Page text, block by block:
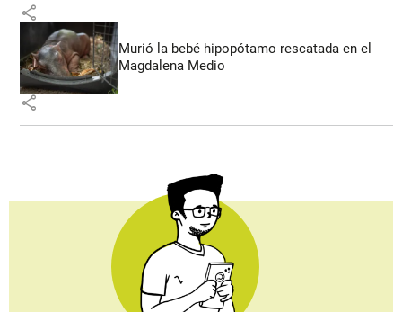
share
Murió la bebé hipopótamo rescatada en el
Magdalena Medio
share